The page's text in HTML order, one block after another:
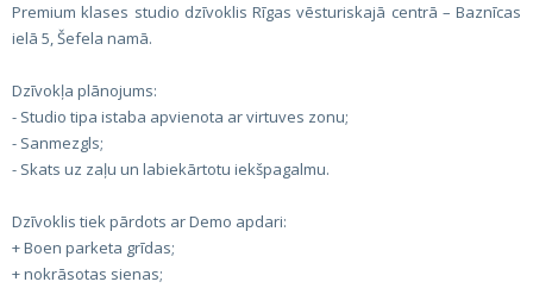
Premium klases studio dzīvoklis Rīgas vēsturiskajā centrā – Baznīcas
ielā 5, Šefela namā.
Dzīvokļa plānojums:
- Studio tipa istaba apvienota ar virtuves zonu;
- Sanmezgls;
- Skats uz zaļu un labiekārtotu iekšpagalmu.
Dzīvoklis tiek pārdots ar Demo apdari:
+ Boen parketa grīdas;
+ nokrāsotas sienas;